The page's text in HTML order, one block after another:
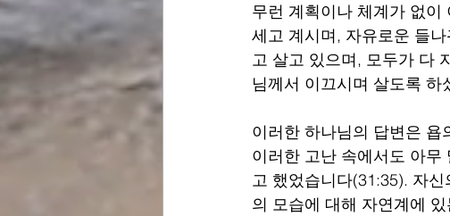
무런 계획이나 체계가 없
세고 계시며, 자유로운 들
고 살고 있으며, 모두가 다
님께서 이끄시며 살도록
이러한 하나님의 답변은
이러한 고난 속에서도 아
고 했었습니다(31:35). 자
의 모습에 대해 자연계에